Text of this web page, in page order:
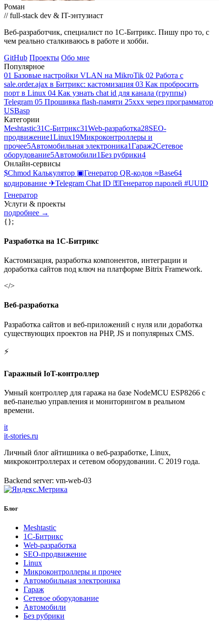
Роман
// full-stack dev & IT-энтузиаст
Веб-разработчик, специалист по 1С-Битрикс. Пишу про то, с
чем реально сталкиваюсь в работе и хобби.
GitHub Проекты Обо мне
Популярное
01 Базовые настройки VLAN на MikroTik 02 Работа с
sale.order.ajax в Битрикс: кастомизация 03 Как пробросить
порт в Linux 04 Как узнать chat id для канала (группы)
Telegram 05 Прошивка flash-памяти 25xxx через программатор
USBasp
Категории
Meshtastic31С-Битрикс31Web-разработка28SEO-
продвижение1Linux19Микроконтроллеры и
прочее5Автомобильная электроника1Гараж2Сетевое
оборудование5Автомобили1Без рубрики4
Онлайн-сервисы
$Chmod Калькулятор ▣Генератор QR-кодов ≈Base64
кодирование ✈Telegram Chat ID ⚿Генератор паролей #UUID
Генератор
Услуги & проекты
подробнее →
{};
Разработка на 1С-Битрикс
Кастомизация, разработка компонентов, интеграции и
доработка сайтов под ключ на платформе Bitrix Framework.
</>
Веб-разработка
Разработка сайтов и веб-приложений с нуля или доработка
существующих проектов на PHP, JS и популярных CMS.
⚡
Гаражный IoT-контроллер
Умный контроллер для гаража на базе NodeMCU ESP8266 с
веб-панелью управления и мониторингом в реальном
времени.
it
it-stories.ru
Личный блог айтишника о веб-разработке, Linux,
микроконтроллерах и сетевом оборудовании. С 2019 года.
Backend server: vm-web-03
Блог
Meshtastic
1С-Битрикс
Web-разработка
SEO-продвижение
Linux
Микроконтроллеры и прочее
Автомобильная электроника
Гараж
Сетевое оборудование
Автомобили
Без рубрики